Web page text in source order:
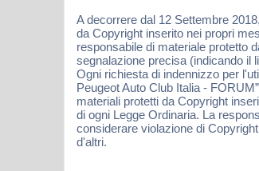
A decorrere dal 12 Settembre
da Copyright inserito nei propri
responsabile di materiale protetto
segnalazione precisa (indicando il
Ogni richiesta di indennizzo per
Peugeot Auto Club Italia -
materiali protetti da Copyright
di ogni Legge Ordinaria. La
considerare violazione di
d'altri.